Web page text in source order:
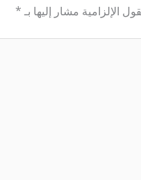
الإلزامية مشار إليها بـ *